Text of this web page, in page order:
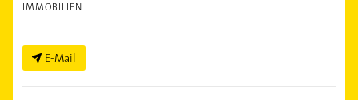
IMMOBILIEN
E-Mail